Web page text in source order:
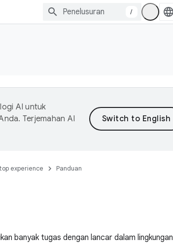
/
AI untuk
Terjemahan AI
experience Panduan
banyak tugas dengan lancar dalam lingkungan